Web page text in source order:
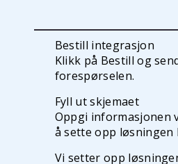
Bestill integrasjon
Klikk på Bestill og
forespørselen.
Fyll ut skjemaet
Oppgi informasjonen
å sette opp løsningen
Vi setter opp